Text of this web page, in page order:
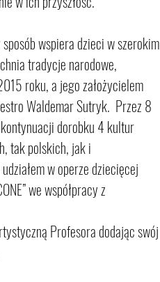
wspiera dzieci w szerokim
tradycje narodowe,
roku, a jego założycielem
Waldemar Sutryk.  Przez 8
dorobku 4 kultur
tak polskich, jak i
w operze dziecięcej
we współpracy z
Profesora dodając swój